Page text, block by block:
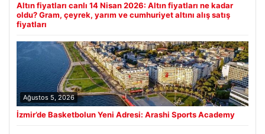
Altın fiyatları canlı 14 Nisan 2026: Altın fiyatları ne kadar
oldu? Gram, çeyrek, yarım ve cumhuriyet altını alış satış
fiyatları
Ağustos 5, 2026
İzmir’de Basketbolun Yeni Adresi: Arashi Sports Academy